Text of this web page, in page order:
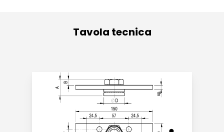
Tavola tecnica